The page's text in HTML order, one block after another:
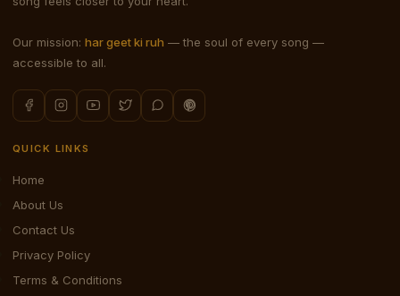
Our mission: har geet ki ruh — the soul of every song —
accessible to all.
QUICK LINKS
Home
About Us
Contact Us
Privacy Policy
Terms & Conditions